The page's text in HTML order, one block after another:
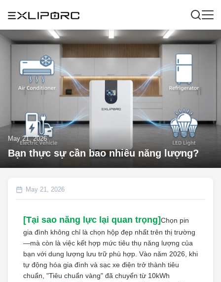
May 21, 2026
Bạn thực sự cần bao nhiêu năng lượng?
May 21, 2026
[Tại sao năng lực lại quan trọng]Chọn pin
gia đình không chỉ là chọn hộp đẹp nhất trên thị trường
—mà còn là việc kết hợp mức tiêu thụ năng lượng của
bạn với dung lượng lưu trữ phù hợp. Vào năm 2026, khi
tự động hóa gia đình và sạc xe điện trở thành tiêu
chuẩn, "Tiêu chuẩn vàng" đã chuyển từ 10kWh